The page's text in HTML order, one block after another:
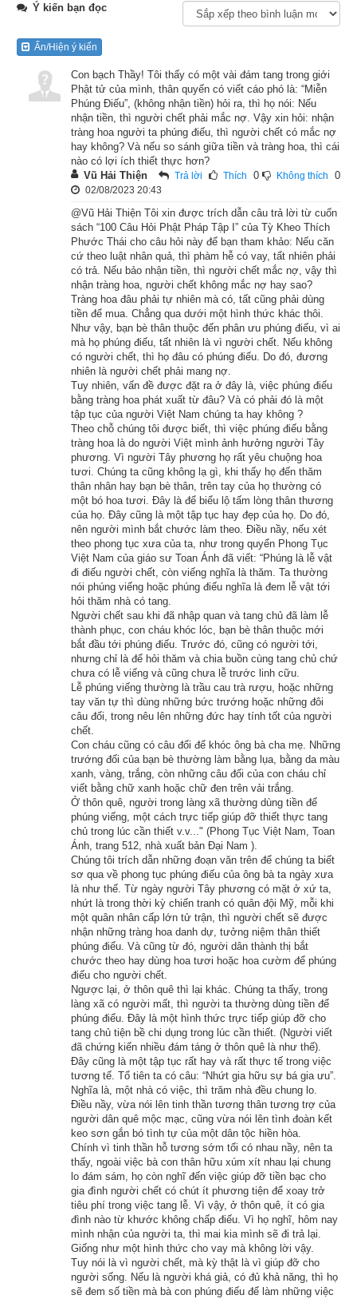
Lúc đức Phật Thích-ca Mâu-ni ở tinh xá Kỳ Viên trong thành
trưởng giả nọ sinh được một cậu con trai rất kỳ diệu.
Lúc cậu ra đời thì có nước cam lồ từ trên trời tuôn xuống, và
thiên nhạc tuyệt diệu trổi lên khúc hoan ca. Cha mẹ cậu mừng
rỡ quá, mời thầy chiêm tinh về bốc cho đứa bé hy hữu ấy một
quẻ. Thầy chiêm tinh bốc xong, khen ngợi rằng:
– Đứa bé này ra đời có cam lồ, thiên nhạc chào mừng, đó là
gia học đạo, chắc chắn sẽ thành một vị thánh!
Nghe những lời ấy cha mẹ cậu rất đẹp lòng, đặt tên cho cậu là
Da Xỉ Mật Đa, tối ngày cưng chìu, cung phụng đủ thứ. Nhưng
kỳ lạ thay, đứa bé này không cần bú sữa. Khi đói, giữa những
kẽ ngón tay của cậu có một giòng sữa trắng tự nhiên chảy ra,
nuôi cho cậu dần dần lớn mập. Lúc còn bé, cậu thông minh dị
thường, cung cách siêu phàm.
Có một hôm cậu đến tinh xá Kỳ Viên, thấy đức Phật với 32
tướng tốt và 80 vẻ đẹp, thân phóng hào quang sáng ngời, Da
Xỉ Mật Đa hoan hỉ vô cùng, liền chạy đến đảnh lễ đức Phật và
xin Ngài thu nhận mình làm đệ tử. Đức Phật từ bi nhận lời,
cho phép Da Xỉ Mật Đa được xuống tóc xuất gia.
Tuy còn nhỏ tuổi, nhưng cậu tu hành tinh chuyên, chẳng bao
lâu chứng quả A-la-hán, có đại thần thông, được người, trời
Những vị đệ tử khác của đức Phật lớn tuổi hơn cậu hay xuất
gia trước cậu đều không bì kịp, nên mọi người lấy làm lạ, liền
đến thưa thỉnh đức Phật.
Đức Phật thuyết cho mọi người nghe nguyên do như sau:
– Lúc Như Lai Ca Diếp còn tại thế, có một vị thân sĩ ở nước
Ba La Nại, tuổi đã lớn mới xuất gia học đạo, nhưng lại giải đãi
lười biếng, không chịu tinh tiến, thân lại thường hay mang
bệnh. Các thầy thuốc thấy ông gầy yếu, bèn khuyên ông nên
uống nhiều dầu tô (dầu tô là một loại chất bổ giúp cho thân thể
cường tráng). Lão tỳ-kheo này nghe lời thầy thuốc, ráng sức
uống dầu tô cho nhiều, tới nửa đêm thì chất thuốc phát tác,
ông vừa nóng vừa khát, muốn uống chút nước thì trong bát
không có lấy nửa giọt cho ông uống. Chạy ra giếng, giếng đã
cạn khô. Chạy ra bờ sông, thì gặp lúc hạn hán đã lâu, nên chỉ
thấy đáy sông.
Ông đi tìm khắp nơi mà không tìm đâu ra nước, khát chịu gần
hết nổi. Lúc ấy ông như tỉnh ngộ, biết rằng đây là quả báo từ
quá khứ chiêu cảm, nên ông nhẫn chịu khát cho qua đêm ấy.
Ngày hôm sau ông tìm tới Như Lai Ca Diếp cầu cứu. Như Lai
thấy ông đáng thương, bèn nói với ông rằng:
– Cái khổ của ông hôm nay không khác gì cái khổ của loài
ngạ quỷ, nếu biết sám hối thì còn cứu vãn được. Bây giờ ông
hãy dùng nước trong bình của ta mà cung kính dâng lên cho
Lão tỳ-kheo nghe lời giáo huấn của Như Lai, tính lấy bình
nước nhưng nghiệp tội đã quá sâu dày, nên tay mới chạm
bình, thì nước trong bình đang đầy ắp bỗng không cánh mà
bay đi hết. Lão tỳ-kheo rất buồn phiền, thấy mình như sắp đọa
xuống cõi ngạ quỷ tới nơi rồi! Ông lại đi tìm Như Lai, cầu xin
Ngài thương xót chỉ giáo cho. Như Lai dạy:
– Bây giờ ông ở giữa tăng chúng, giữ tâm ý cho thật thành
Ý kiến bạn đọc
Ẩn/Hiện ý kiến
Con bạch Thầy! Tôi thấy có một vài đám tang trong giới
Phật tử của mình, thân quyến có viết cáo phó là: “Miễn
Phúng Điếu”, (không nhận tiền) hỏi ra, thì họ nói: Nếu
nhận tiền, thì người chết phải mắc nợ. Vậy xin hỏi: nhận
tràng hoa người ta phúng điếu, thì người chết có mắc nợ
hay không? Và nếu so sánh giữa tiền và tràng hoa, thì cái
nào có lợi ích thiết thực hơn?
Vũ Hải Thiện
Trả lời Thích 0 Không thích 0
02/08/2023 20:43
@Vũ Hải Thiện Tôi xin được trích dẫn câu trả lời từ cuốn
sách “100 Câu Hỏi Phật Pháp Tập I” của Tỳ Kheo Thích
Phước Thái cho câu hỏi này để bạn tham khảo: Nếu căn
cứ theo luật nhân quả, thì phàm hễ có vay, tất nhiên phải
có trả. Nếu bảo nhận tiền, thì người chết mắc nợ, vậy thì
nhận tràng hoa, người chết không mắc nợ hay sao?
Tràng hoa đâu phải tự nhiên mà có, tất cũng phải dùng
tiền để mua. Chẳng qua dưới một hình thức khác thôi.
Như vậy, bạn bè thân thuộc đến phân ưu phúng điếu, vì ai
mà họ phúng điếu, tất nhiên là vì người chết. Nếu không
có người chết, thì họ đâu có phúng điếu. Do đó, đương
nhiên là người chết phải mang nợ.
Tuy nhiên, vấn đề được đặt ra ở đây là, việc phúng điếu
bằng tràng hoa phát xuất từ đâu? Và có phải đó là một
tập tục của người Việt Nam chúng ta hay không ?
Theo chỗ chúng tôi được biết, thì việc phúng điếu bằng
tràng hoa là do người Việt mình ảnh hưởng người Tây
phương. Vì người Tây phương họ rất yêu chuộng hoa
tươi. Chúng ta cũng không lạ gì, khi thấy họ đến thăm
thân nhân hay bạn bè thân, trên tay của họ thường có
một bó hoa tươi. Đây là để biểu lộ tấm lòng thân thương
của họ. Đây cũng là một tập tục hay đẹp của họ. Do đó,
nên người mình bắt chước làm theo. Điều nầy, nếu xét
theo phong tục xưa của ta, như trong quyển Phong Tục
Việt Nam của giáo sư Toan Ánh đã viết: “Phúng là lễ vật
đi điếu người chết, còn viếng nghĩa là thăm. Ta thường
nói phúng viếng hoặc phúng điếu nghĩa là đem lễ vật tới
hỏi thăm nhà có tang.
Người chết sau khi đã nhập quan và tang chủ đã làm lễ
thành phục, con cháu khóc lóc, bạn bè thân thuộc mới
bắt đầu tới phúng điếu. Trước đó, cũng có người tới,
nhưng chỉ là để hỏi thăm và chia buồn cùng tang chủ chứ
chưa có lễ viếng và cũng chưa lễ trước linh cữu.
Lễ phúng viếng thường là trầu cau trà rượu, hoặc những
tay văn tự thì dùng những bức trướng hoặc những đôi
câu đối, trong nêu lên những đức hay tính tốt của người
chết.
Con cháu cũng có câu đối để khóc ông bà cha mẹ. Những
trướng đối của bạn bè thường làm bằng lụa, bằng da màu
xanh, vàng, trắng, còn những câu đối của con cháu chỉ
viết bằng chữ xanh hoặc chữ đen trên vải trắng.
Ở thôn quê, người trong làng xã thường dùng tiền để
phúng viếng, một cách trực tiếp giúp đỡ thiết thực tang
chủ trong lúc cần thiết v.v..." (Phong Tục Việt Nam, Toan
Ánh, trang 512, nhà xuất bản Đại Nam ).
Chúng tôi trích dẫn những đoạn văn trên để chúng ta biết
sơ qua về phong tục phúng điếu của ông bà ta ngày xưa
là như thế. Từ ngày người Tây phương có mặt ở xứ ta,
nhứt là trong thời kỳ chiến tranh có quân đội Mỹ, mỗi khi
một quân nhân cấp lớn tử trận, thì người chết sẽ được
nhận những tràng hoa danh dự, tưởng niệm thân thiết
phúng điếu. Và cũng từ đó, người dân thành thị bắt
chước theo hay dùng hoa tươi hoặc hoa cườm để phúng
điếu cho người chết.
Ngược lại, ở thôn quê thì lại khác. Chúng ta thấy, trong
làng xã có người mất, thì người ta thường dùng tiền để
phúng điếu. Đây là một hình thức trực tiếp giúp đỡ cho
tang chủ tiện bề chi dụng trong lúc cần thiết. (Người viết
đã chứng kiến nhiều đám táng ở thôn quê là như thế).
Đây cũng là một tập tục rất hay và rất thực tế trong việc
tương tế. Tổ tiên ta có câu: “Nhứt gia hữu sự bá gia ưu”.
Nghĩa là, một nhà có việc, thì trăm nhà đều chung lo.
Điều nầy, vừa nói lên tinh thần tương thân tương trợ của
người dân quê mộc mạc, cũng vừa nói lên tình đoàn kết
keo sơn gắn bó tình tự của một dân tộc hiền hòa.
Chính vì tinh thần hỗ tương sớm tối có nhau nầy, nên ta
thấy, ngoài việc bà con thân hữu xúm xít nhau lại chung
lo đám sám, họ còn nghĩ đến việc giúp đỡ tiền bạc cho
gia đình người chết có chút ít phương tiện để xoay trở
tiêu phí trong việc tang lễ. Vì vậy, ở thôn quê, ít có gia
đình nào từ khước không chấp điếu. Vì họ nghĩ, hôm nay
mình nhận của người ta, thì mai kia mình sẽ đi trả lại.
Giống như một hình thức cho vay mà không lời vậy.
Tuy nói là vì người chết, mà kỳ thật là vì giúp đỡ cho
người sống. Nếu là người khá giả, có đủ khả năng, thì họ
sẽ đem số tiền mà bà con phúng điếu để làm những việc